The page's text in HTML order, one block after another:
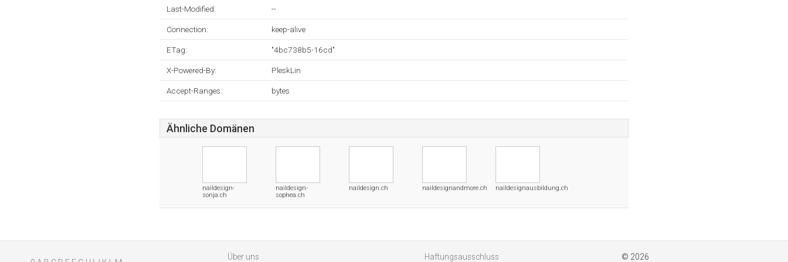
Last-Modified: --
Connection: keep-alive
ETag: "4bc738b5-16cd"
X-Powered-By: PleskLin
Accept-Ranges: bytes
Ähnliche Domänen
naildesign-
sonja.ch
naildesign-
sophea.ch
naildesign.ch naildesignandmore.ch naildesignausbildung.ch
Über uns Haftungsausschluss © 2026